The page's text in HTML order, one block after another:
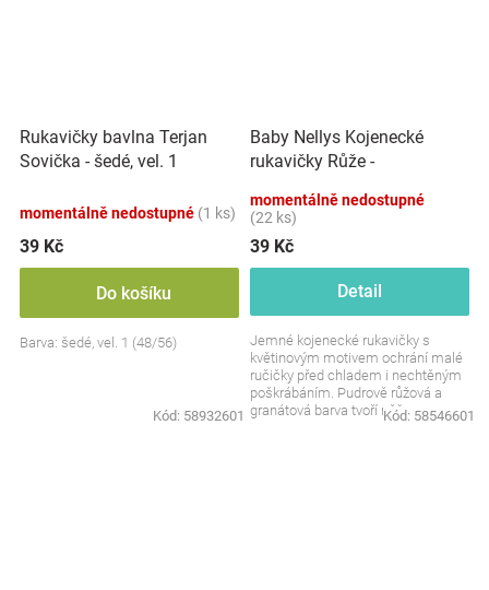
Rukavičky bavlna Terjan
Sovička - šedé, vel. 1
momentálně nedostupné (1 ks)
39 Kč
Do košíku
Barva: šedé, vel. 1 (48/56)
Kód: 58932601
Baby Nellys Kojenecké
rukavičky Růže -
momentálně nedostupné
(22 ks)
39 Kč
Detail
Jemné kojenecké rukavičky s
květinovým motivem ochrání malé
ručičky před chladem i nechtěným
poškrábáním. Pudrově růžová a
granátová barva tvoří něžnou a
Kód: 58546601